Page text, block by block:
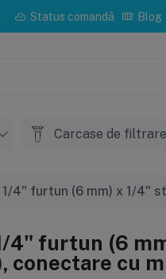
Status comandă Blog
Carcase de filtrare
4" furtun (6 mm) x 1/4"
4" furtun (6
conectare cu